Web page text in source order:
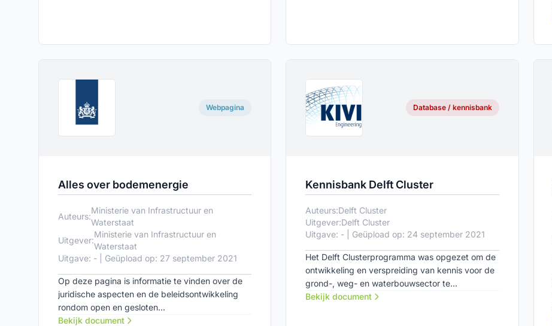
Webpagina
Alles over bodemenergie
Auteurs:
Ministerie van Infrastructuur en
Waterstaat
Uitgever:
Ministerie van Infrastructuur en
Waterstaat
Uitgave: - | Geüpload op: 27 september 2021
Op deze pagina is informatie te vinden over de
juridische aspecten en de beleidsontwikkeling
rondom open en gesloten
bodemenergiesystemen.
Bekijk document
Database / kennisbank
Kennisbank Delft Cluster
Auteurs:Delft Cluster
Uitgever:Delft Cluster
Uitgave: - | Geüpload op: 24 september 2021
Het Delft Clusterprogramma was opgezet om de
ontwikkeling en verspreiding van kennis voor de
grond-, weg- en waterbouwsector te
bevorderen, met als belangrijkste punten
Bekijk document